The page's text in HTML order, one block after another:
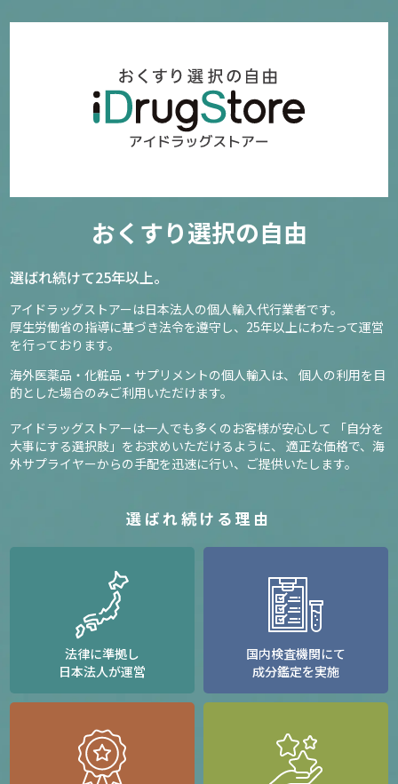
おくすり選択の自由
選ばれ続けて25年以上。
アイドラッグストアーは日本法人の個人輸入代行業者です。
厚生労働省の指導に基づき法令を遵守し、 25年以上にわたって運営
を行っております。
海外医薬品・化粧品・サプリメントの個人輸入は、
個人の利用を目
的とした場合のみご利用いただけます。
アイドラッグストアーは一人でも多くのお客様が安心して
「自分を
大事にする選択肢」をお求めいただけるように、
適正な価格で、海
外サプライヤーからの手配を迅速に行い、ご提供いたします。
選ばれ続ける理由
法律に準拠し
日本法人が運営
国内検査機関にて
成分鑑定を実施